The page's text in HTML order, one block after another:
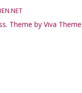
Theme by Viva